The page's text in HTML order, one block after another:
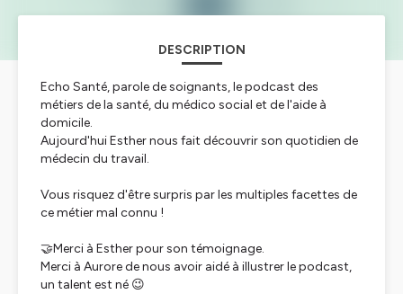
DESCRIPTION
Echo Santé, parole de soignants, le podcast des
métiers de la santé, du médico social et de l'aide à
domicile.
Aujourd'hui Esther nous fait découvrir son quotidien de
médecin du travail.
Vous risquez d'être surpris par les multiples facettes de
ce métier mal connu !
🤝Merci à Esther pour son témoignage.
Merci à Aurore de nous avoir aidé à illustrer le podcast,
un talent est né 😉